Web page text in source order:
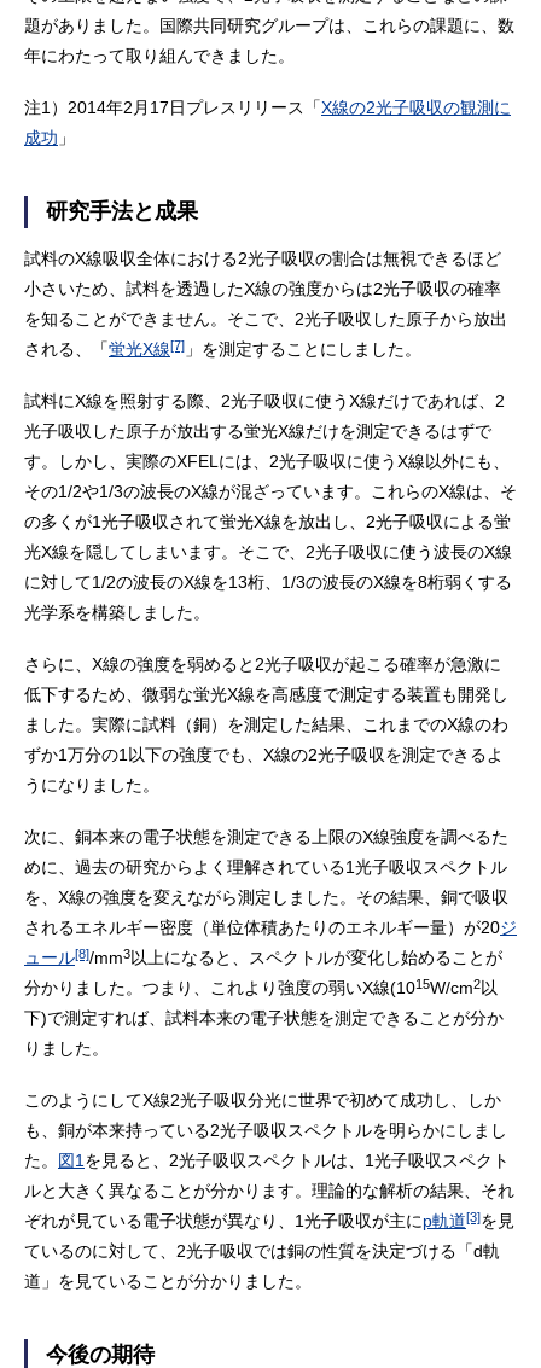
題がありました。国際共同研究グループは、これらの課題に、数
年にわたって取り組んできました。
注1）2014年2月17日プレスリリース「X線の2光子吸収の観測に
成功 」
研究手法と成果
試料のX線吸収全体における2光子吸収の割合は無視できるほど
小さいため、試料を透過したX線の強度からは2光子吸収の確率
を知ることができません。そこで、2光子吸収した原子から放出
される、「蛍光X線[7] 」を測定することにしました。
試料にX線を照射する際、2光子吸収に使うX線だけであれば、2
光子吸収した原子が放出する蛍光X線だけを測定できるはずで
す。しかし、実際のXFELには、2光子吸収に使うX線以外にも、
その1/2や1/3の波長のX線が混ざっています。これらのX線は、そ
の多くが1光子吸収されて蛍光X線を放出し、2光子吸収による蛍
光X線を隠してしまいます。そこで、2光子吸収に使う波長のX線
に対して1/2の波長のX線を13桁、1/3の波長のX線を8桁弱くする
光学系を構築しました。
さらに、X線の強度を弱めると2光子吸収が起こる確率が急激に
低下するため、微弱な蛍光X線を高感度で測定する装置も開発し
ました。実際に試料（銅）を測定した結果、これまでのX線のわ
ずか1万分の1以下の強度でも、X線の2光子吸収を測定できるよ
うになりました。
次に、銅本来の電子状態を測定できる上限のX線強度を調べるた
めに、過去の研究からよく理解されている1光子吸収スペクトル
を、X線の強度を変えながら測定しました。その結果、銅で吸収
されるエネルギー密度（単位体積あたりのエネルギー量）が20ジ
ュール[8]/mm3以上になると、スペクトルが変化し始めることが
分かりました。つまり、これより強度の弱いX線(1015W/cm2以
下)で測定すれば、試料本来の電子状態を測定できることが分か
りました。
このようにしてX線2光子吸収分光に世界で初めて成功し、しか
も、銅が本来持っている2光子吸収スペクトルを明らかにしまし
た。 図1 を見ると、2光子吸収スペクトルは、1光子吸収スペクト
ルと大きく異なることが分かります。理論的な解析の結果、それ
ぞれが見ている電子状態が異なり、1光子吸収が主にp軌道[3]を見
ているのに対して、2光子吸収では銅の性質を決定づける「d軌
道」を見ていることが分かりました。
今後の期待